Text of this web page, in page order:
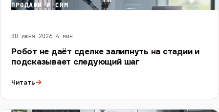
ПРОДАЖИ И CRM
30 июня 2026·4 мин
Робот не даёт сделке залипнуть на стадии и
подсказывает следующий шаг
Читать→